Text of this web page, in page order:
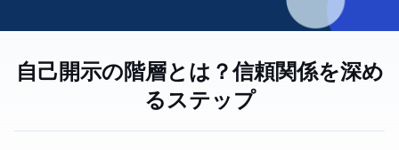
自己開示の階層とは？信頼関係を深め
るステップ